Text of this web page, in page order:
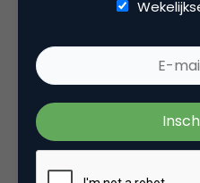
wetgeving te beperkt.
maar niet te druk
17 juni 2012 om 09:25